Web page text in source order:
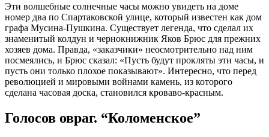
Эти волшебные солнечные часы можно увидеть на доме
номер два по Спартаковской улице, который известен как дом
графа Мусина-Пушкина. Существует легенда, что сделал их
знаменитый колдун и чернокнижник Яков Брюс для прежних
хозяев дома. Правда, «заказчики» неосмотрительно над ним
посмеялись, и Брюс сказал: «Пусть будут прокляты эти часы, и
пусть они только плохое показывают». Интересно, что перед
революцией и мировыми войнами камень, из которого
сделана часовая доска, становился кроваво-красным.
Голосов овраг. “Коломенское”